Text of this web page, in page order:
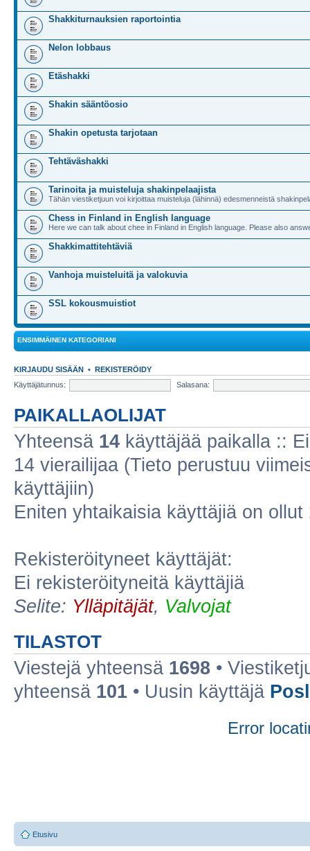
Shakkiturnauksien raportointia
Nelon lobbaus
Etäshakki
Shakin sääntöosio
Shakin opetusta tarjotaan
Tehtäväshakki
Tarinoita ja muisteluja shakinpelaajista
Tähän viestiketjuun voi kirjoittaa muisteluja (lähinnä) edesmenneistä
Chess in Finland in English language
Here we can talk about chee in Finland in English language. Please also
Shakkimattitehtäviä
Vanhoja muisteluitä ja valokuvia
SSL kokousmuistiot
ENSIMMÄINEN KATEGORIANI
KIRJAUDU SISÄÄN • REKISTERÖIDY
Käyttäjätunnus:
Salasana:
PAIKALLAOLIJAT
Yhteensä 14 käyttäjää paikalla ::
14 vierailijaa (Tieto perustuu
käyttäjiin)
Eniten yhtaikaisia käyttäjiä on ollut
Rekisteröityneet käyttäjät:
Ei rekisteröityneitä käyttäjiä
Selite: Ylläpitäjät, Valvojat
TILASTOT
Viestejä yhteensä 1698 •
yhteensä 101 • Uusin käyttäjä
Error
Etusivu